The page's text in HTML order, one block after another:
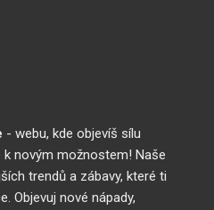
- webu, kde objevíš sílu
novým možnostem! Naše
trendů a zábavy, které ti
Objevuj nové nápady,